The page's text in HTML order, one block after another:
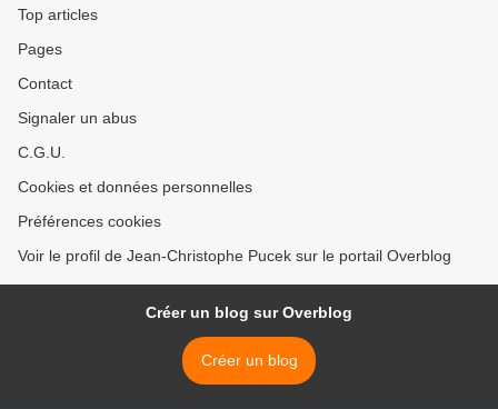
Top articles
Pages
Contact
Signaler un abus
C.G.U.
Cookies et données personnelles
Préférences cookies
Voir le profil de Jean-Christophe Pucek sur le portail Overblog
Créer un blog sur Overblog
Créer un blog